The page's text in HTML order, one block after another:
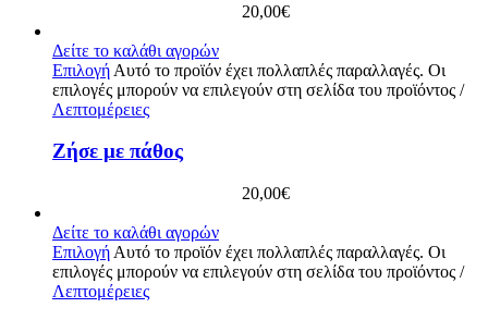
20,00€
Δείτε το καλάθι αγορών
Επιλογή Αυτό το προϊόν έχει πολλαπλές παραλλαγές. Οι
επιλογές μπορούν να επιλεγούν στη σελίδα του προϊόντος /
Λεπτομέρειες
Ζήσε με πάθος
20,00€
Δείτε το καλάθι αγορών
Επιλογή Αυτό το προϊόν έχει πολλαπλές παραλλαγές. Οι
επιλογές μπορούν να επιλεγούν στη σελίδα του προϊόντος /
Λεπτομέρειες